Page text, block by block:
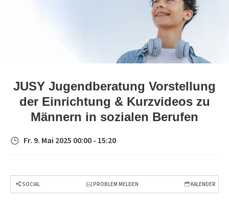
JUSY Jugendberatung Vorstellung
der Einrichtung & Kurzvideos zu
Männern in sozialen Berufen
Fr. 9. Mai 2025 00:00 - 15:20
SOCIAL PROBLEM MELDEN KALENDER